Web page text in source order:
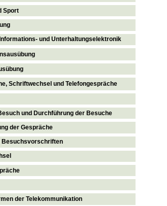
Sport
und Unterhaltungselektronik
Schriftwechsel und Telefongespräche
und Durchführung der Besuche
der Gespräche
Besuchsvorschriften
der Telekommunikation